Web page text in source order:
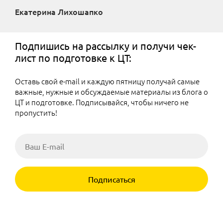
Екатерина Лихошапко
Подпишись на рассылку и получи чек-
лист по подготовке к ЦТ:
Оставь свой e-mail и каждую пятницу получай самые
важные, нужные и обсуждаемые материалы из блога о
ЦТ и подготовке. Подписывайся, чтобы ничего не
пропустить!
Подписаться